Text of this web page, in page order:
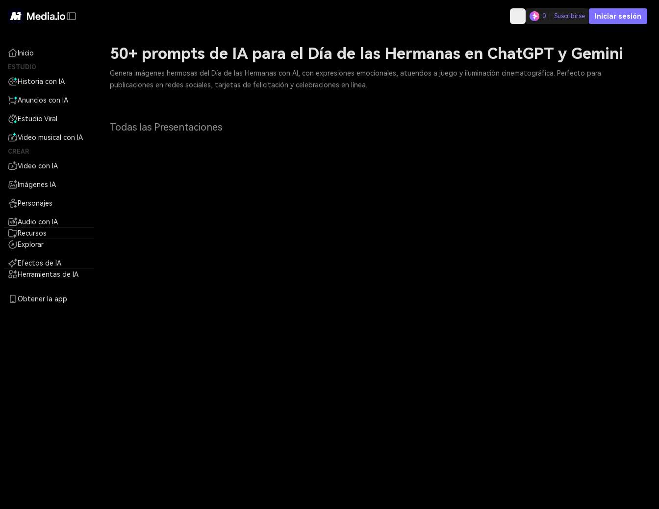
0 Suscribirse Iniciar sesión
Inicio
ESTUDIO
Historia con IA
Anuncios con IA
Estudio Viral
Video musical con IA
CREAR
Video con IA
Imágenes IA
Personajes
Audio con IA
Recursos
Explorar
Efectos de IA
Herramientas de IA
Obtener la app
50+ prompts de IA para el Día de las Hermanas en ChatGPT y Gemini
Genera imágenes hermosas del Día de las Hermanas con AI, con expresiones emocionales, atuendos a juego y iluminación cinematográfica. Perfecto para
publicaciones en redes sociales, tarjetas de felicitación y celebraciones en línea.
Todas las Presentaciones